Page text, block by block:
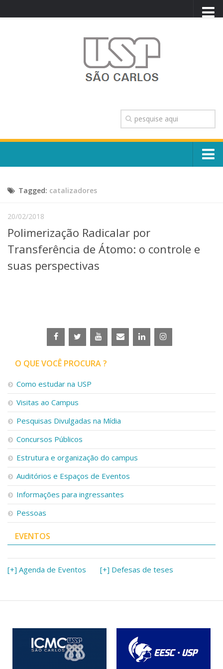
TRANSPARÊNCIA
OUVIDORIA
CONTATO
Escola, Institutos e Órgãos
Núcleos e Comissões
Telefones e Mapas
Pessoas
Graduação
Linhas de Pesquisa
Centros, Núcleos e Projetos em Rede
Iniciação Científica
Empresas Juniores
Extensão à Comunidade
Projetos, Programas e Cursos
Artes, Cultura e Esportes
Museus e Espaços Interativos
Serviços
Bibliotecas
Apoio ao Estudante
Segurança, Trânsito e Prevenção
RH, Administrativo e Financeiro
Outros serviços
Comunicação
Assessorias e Mídias
Aplicativos e Sites
Jornal da USP
Agenda de Eventos
Tagged: catalizadores
20/02/2018
Polimerização Radicalar por
Transferência de Átomo: o controle e
suas perspectivas
O QUE VOCÊ PROCURA ?
Como estudar na USP
Visitas ao Campus
Pesquisas Divulgadas na Mídia
Concursos Públicos
Estrutura e organização do campus
Auditórios e Espaços de Eventos
Informações para ingressantes
Pessoas
EVENTOS
[+] Agenda de Eventos [+] Defesas de teses